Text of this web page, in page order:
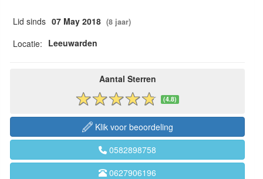
Lid sinds 07 May 2018 (8 jaar)
Locatie: Leeuwarden
Aantal Sterren
(4.8)
Klik voor beoordeling
0582898758
0627906196